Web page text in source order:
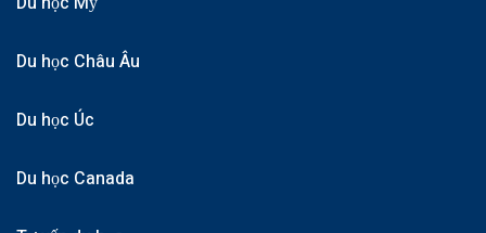
Du học Châu Âu
Du học Úc
Du học Canada